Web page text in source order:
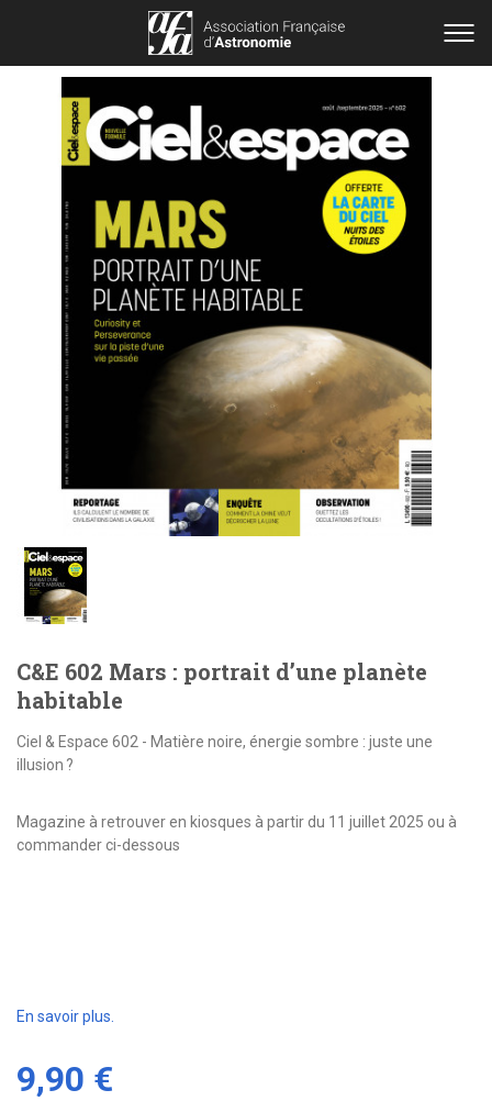
C&E 602 Mars : portrait d’une planète
habitable
Ciel & Espace 602 - Matière noire, énergie sombre : juste une
illusion ?
Magazine à retrouver en kiosques à partir du 11 juillet 2025 ou à
commander ci-dessous
En savoir plus.
9,90 €